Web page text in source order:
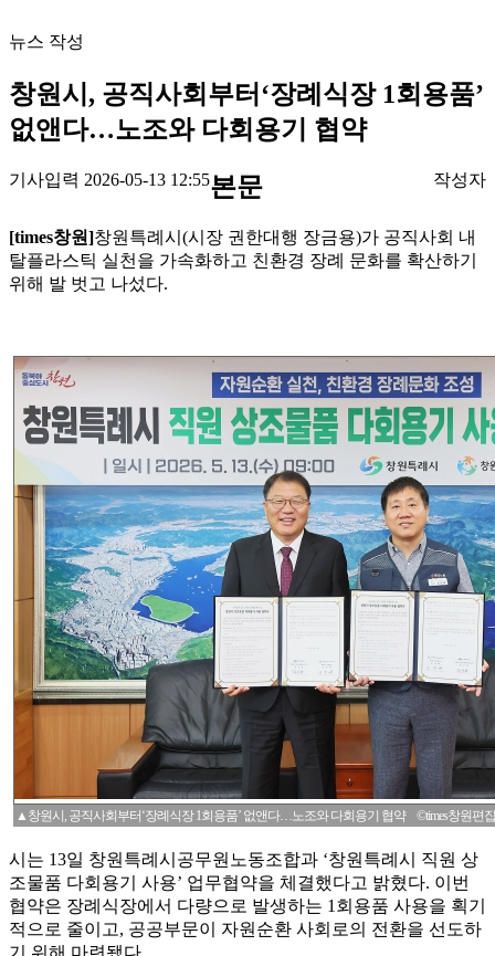
뉴스 작성
창원시, 공직사회부터‘장례식장 1회용품’
없앤다…노조와 다회용기 협약
기사입력 2026-05-13 12:55 작성자
본문
[times창원]창원특례시(시장 권한대행 장금용)가 공직사회 내
탈플라스틱 실천을 가속화하고 친환경 장례 문화를 확산하기
위해 발 벗고 나섰다.
▲창원시, 공직사회부터‘장례식장 1회용품’ 없앤다…노조와 다회용기 협약 ©times창원편
시는 13일 창원특례시공무원노동조합과 ‘창원특례시 직원 상
조물품 다회용기 사용’ 업무협약을 체결했다고 밝혔다. 이번
협약은 장례식장에서 다량으로 발생하는 1회용품 사용을 획기
적으로 줄이고, 공공부문이 자원순환 사회로의 전환을 선도하
기 위해 마련됐다.